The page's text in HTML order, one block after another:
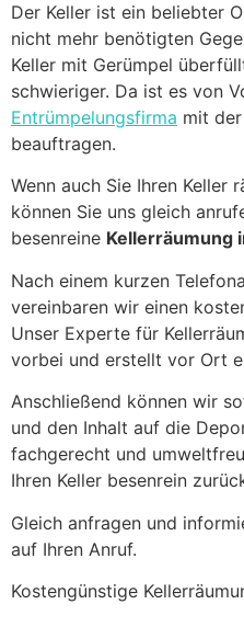
Der Keller ist ein beliebter
nicht mehr benötigten
Keller mit Gerümpel
schwieriger. Da ist es von
Entrümpelungsfirma mit
beauftragen.
Wenn auch Sie Ihren Keller
können Sie uns gleich
besenreine Kellerräumung
Nach einem kurzen
vereinbaren wir einen
Unser Experte für
vorbei und erstellt vor Ort
Anschließend können wir
und den Inhalt auf die
fachgerecht und
Ihren Keller besenrein
Gleich anfragen und
auf Ihren Anruf.
Kostengünstige